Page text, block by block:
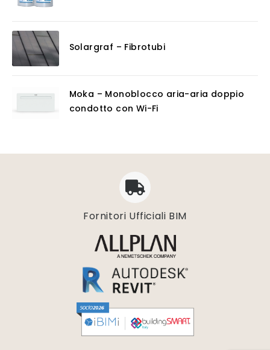
Solargraf – Fibrotubi
Moka – Monoblocco aria-aria doppio
condotto con Wi-Fi
Fornitori Ufficiali BIM